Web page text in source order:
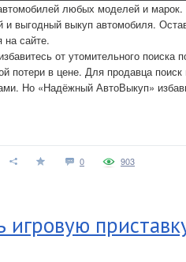
любых моделей и
и выгодный выкуп автомобиля.
на сайте.
от утомительного поиска
потери в цене. Для продавца поиск
Но «Надёжный АвтоВыкуп»
0 903
игровую